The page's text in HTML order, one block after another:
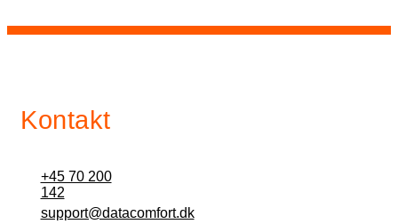
Kontakt
+45 70 200
142
support@datacomfort.dk